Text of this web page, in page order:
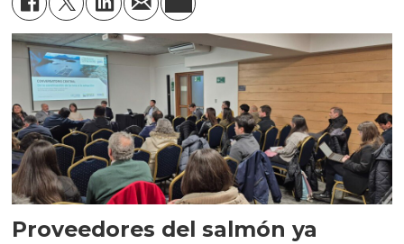
Proveedores del salmón ya